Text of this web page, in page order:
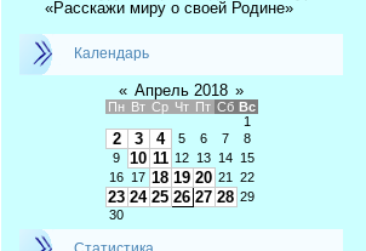
«Расскажи миру о своей Родине»
Календарь
« Апрель 2018 »
Пн Вт Ср Чт Пт Сб Вс
1
2 3 4 5 6 7
8
9
10 11 12 13 14
15
16
17 18 19 20 21 22
23 24 25 26 27 28 29
30